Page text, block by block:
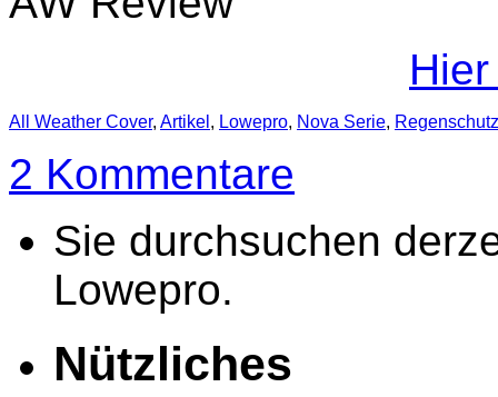
All Weather Cover, Artikel , Lowepro, Nova Serie, Regenschutz
2 Kommentare
Sie durchsuchen
Lowepro.
Nützliches